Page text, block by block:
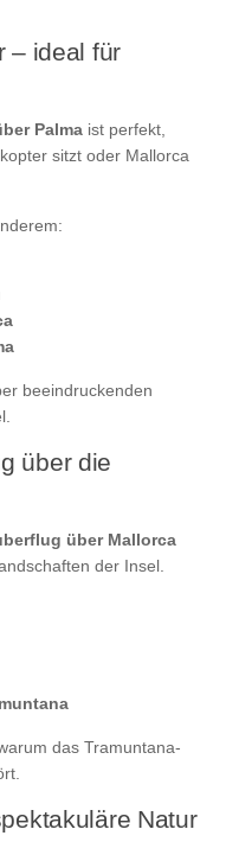
– ideal für
Palma ist perfekt,
sitzt oder Mallorca
beeindruckenden
über die
über Mallorca
der Insel.
das Tramuntana-
Natur